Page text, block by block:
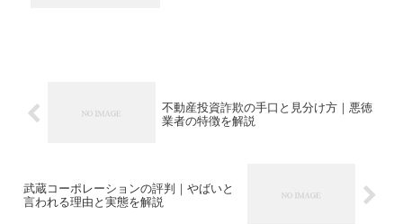
不動産投資詐欺の手口と見分け方｜悪徳
業者の特徴を解説
武蔵コーポレーションの評判｜やばいと
言われる理由と実態を解説